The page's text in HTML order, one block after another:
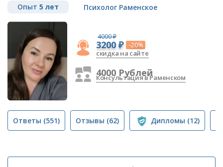
Опыт 5 лет Психолог Раменское
4000 ₽
3200 ₽ -20%
скидка на сайте
4000 Рублей
Консультация в Раменском
Ответы (551) Отзывы (62) Дипломы (12)